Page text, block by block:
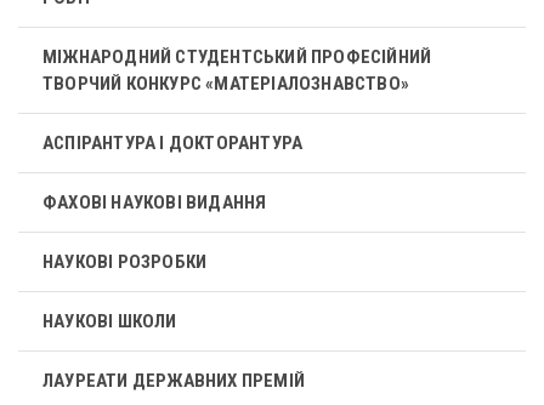
МІЖНАРОДНИЙ СТУДЕНТСЬКИЙ ПРОФЕСІЙНИЙ
ТВОРЧИЙ КОНКУРС «МАТЕРІАЛОЗНАВСТВО»
АСПІРАНТУРА І ДОКТОРАНТУРА
ФАХОВІ НАУКОВІ ВИДАННЯ
НАУКОВІ РОЗРОБКИ
НАУКОВІ ШКОЛИ
ЛАУРЕАТИ ДЕРЖАВНИХ ПРЕМІЙ